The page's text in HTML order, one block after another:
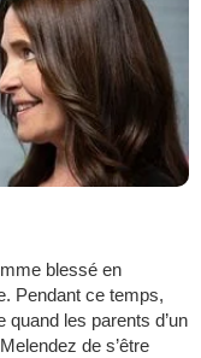
blessé en
Pendant ce temps,
les parents d’un
de s’être